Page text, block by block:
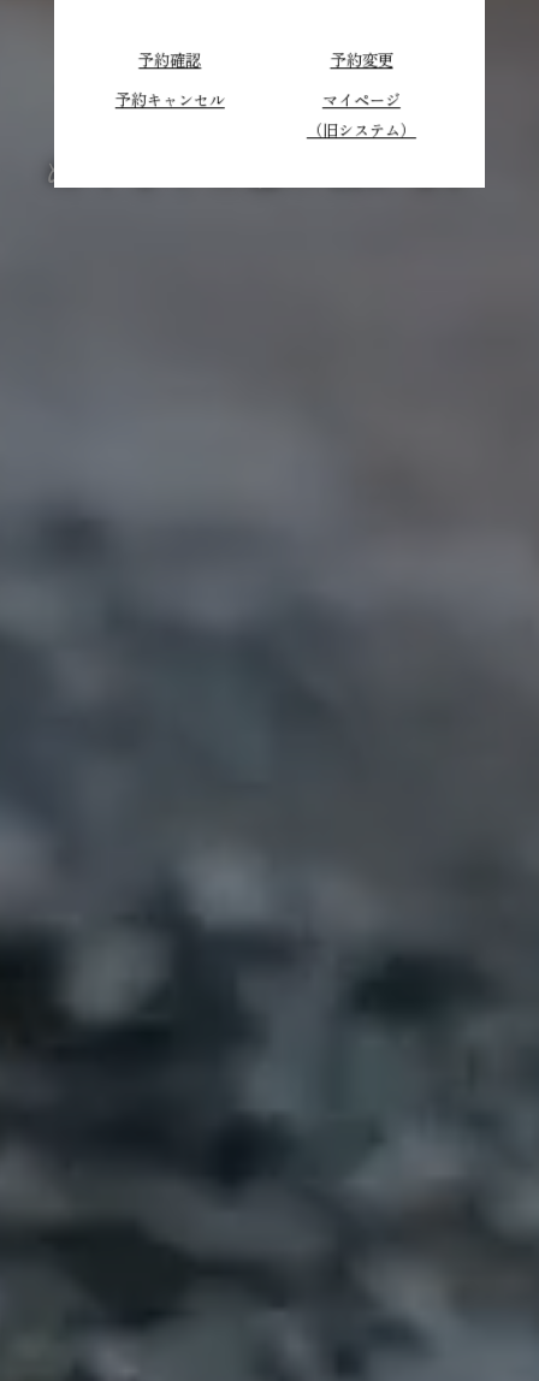
ぬくもりの湯に浸かる。
予約確認
予約変更
予約キャンセル
マイページ
（旧システム）